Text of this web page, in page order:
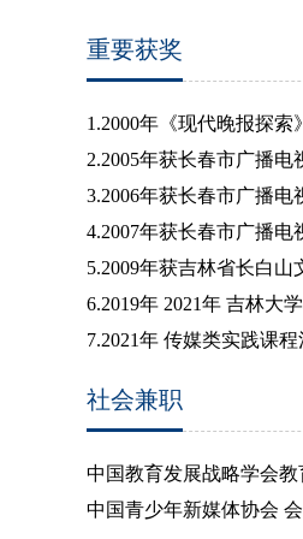
重要获奖
1.2000年《现代晚报探索
2.2005年获长春市广播电
3.2006年获长春市广播电
4.2007年获长春市广播电
5.2009年获吉林省长白山
6.2019年 2021年 吉林大
7.2021年 传媒类实践课
社会兼职
中国教育发展战略学会
中国青少年新媒体协会